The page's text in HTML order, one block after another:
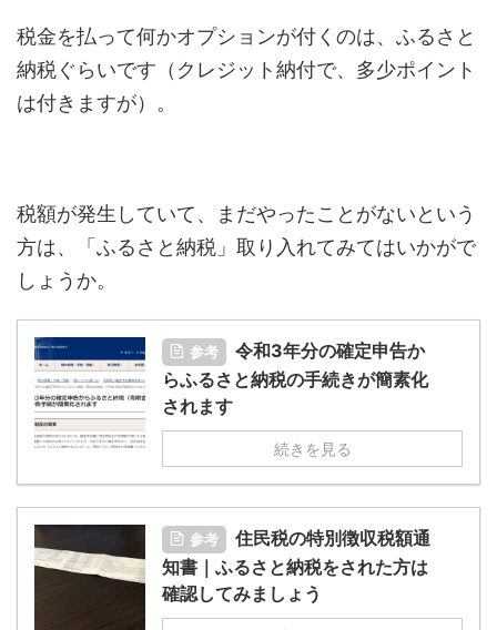
税金を払って何かオプションが付くのは、ふるさと
納税ぐらいです（クレジット納付で、多少ポイント
は付きますが）。
税額が発生していて、まだやったことがないという
方は、「ふるさと納税」取り入れてみてはいかがで
しょうか。
参考
令和3年分の確定申告か
らふるさと納税の手続きが簡素化
されます
続きを見る
参考
住民税の特別徴収税額通
知書｜ふるさと納税をされた方は
確認してみましょう